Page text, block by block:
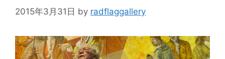
2015年3月31日 by radflaggallery